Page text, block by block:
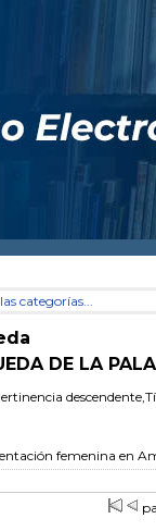
categorías...
DE LA
femenina en